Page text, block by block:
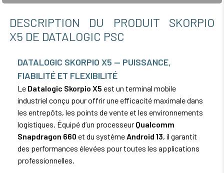
DESCRIPTION DU PRODUIT SKORPIO
X5 DE DATALOGIC PSC
DATALOGIC SKORPIO X5 — PUISSANCE,
FIABILITÉ ET FLEXIBILITÉ
Le Datalogic Skorpio X5 est un terminal mobile
industriel conçu pour offrir une efficacité maximale dans
les entrepôts, les points de vente et les environnements
logistiques. Équipé d’un processeur Qualcomm
Snapdragon 660 et du système Android 13, il garantit
des performances élevées pour toutes les applications
professionnelles.